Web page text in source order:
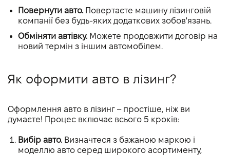
Повернути авто. Повертаєте машину лізинговій
компанії без будь-яких додаткових зобов'язань.
Обміняти автівку. Можете продовжити договір на
новий термін з іншим автомобілем.
Як оформити авто в лізинг?
Оформлення авто в лізинг – простіше, ніж ви
думаєте! Процес включає всього 5 кроків:
Вибір авто. Визначтеся з бажаною маркою і
моделлю авто серед широкого асортименту,